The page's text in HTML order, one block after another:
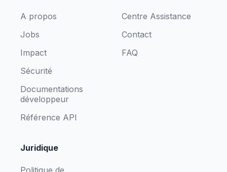
A propos
Jobs
Impact
Sécurité
Documentations
développeur
Référence API
Centre Assistance
Contact
FAQ
Juridique